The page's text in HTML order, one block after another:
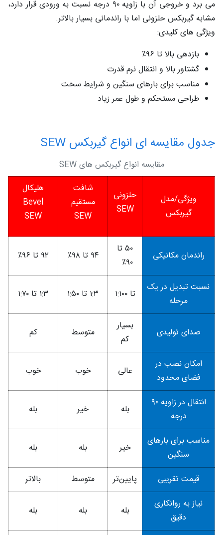
می‌ برد و خروجی آن با زاویه ۹۰ درجه نسبت به ورودی قرار دارد،
مشابه گیربکس حلزونی اما با راندمانی بسیار بالاتر.
ویژگی‌ های کلیدی:
بازدهی بالا تا ۹۶٪
گشتاور بالا و انتقال نرم قدرت
مناسب برای بارهای سنگین و شرایط سخت
طراحی مستحکم و طول عمر زیاد
جدول مقایسه‌ ای انواع گیربکس‌ SEW
مقایسه انواع گیربکس های SEW
ویژگی/مدل
گیربکس
حلزونی
SEW
شافت
مستقیم
SEW
هلیکال
Bevel
SEW
راندمان مکانیکی
۵۰ تا
۹۰٪
۹۴ تا ۹۸٪ ۹۲ تا ۹۶٪
نسبت تبدیل در یک
مرحله
تا ۱:۱۰۰ ۱:۳ تا ۱:۵۰ ۱:۳ تا ۱:۷۰
صدای تولیدی
بسیار
کم
متوسط کم
امکان نصب در
فضای محدود
عالی خوب خوب
انتقال در زاویه ۹۰
درجه
بله خیر بله
مناسب برای بارهای
سنگین
خیر بله بله
قیمت تقریبی پایین‌تر متوسط
بالاتر
نیاز به روانکاری
دقیق
بله بله بله